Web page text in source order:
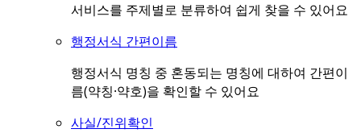
서비스를 주제별로 분류하여 쉽게 찾을 수 있어요
행정서식 간편이름
행정서식 명칭 중 혼동되는 명칭에 대하여 간편이
름(약칭·약호)을 확인할 수 있어요
사실/진위확인